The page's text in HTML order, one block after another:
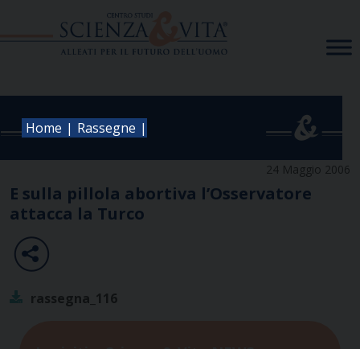
Home | Rassegne |
24 Maggio 2006
E sulla pillola abortiva l’Osservatore
attacca la Turco
rassegna_116